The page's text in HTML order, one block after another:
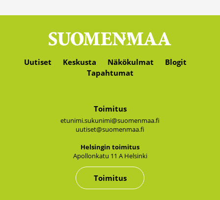
Uutiset Keskusta Näkökulmat
Blogit
Tapahtumat
Toimitus
etunimi.sukunimi@suomenmaa.fi
uutiset@suomenmaa.fi
Hel­sin­gin toi­mi­tus
Apol­lon­ka­tu 11 A Hel­sin­ki
Toimitus